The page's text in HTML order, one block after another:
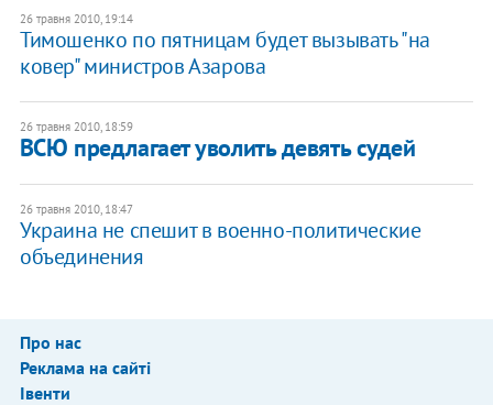
26 травня 2010, 19:14
Тимошенко по пятницам будет вызывать "на
ковер" министров Азарова
26 травня 2010, 18:59
ВСЮ предлагает уволить девять судей
26 травня 2010, 18:47
Украина не спешит в военно-политические
объединения
Про нас
Реклама на сайті
Івенти